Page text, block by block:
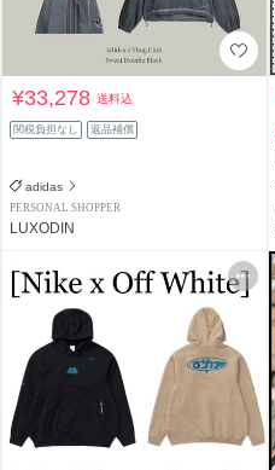
¥33,278送料込
関税負担なし 返品補償
adidas
PERSONAL SHOPPER
LUXODIN